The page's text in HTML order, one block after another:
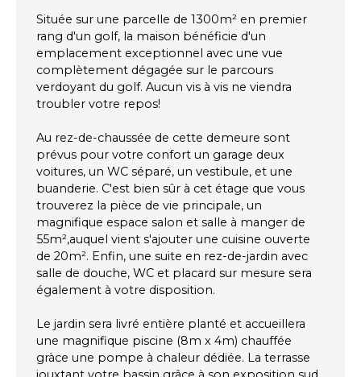
Située sur une parcelle de 1300m² en premier
rang d'un golf, la maison bénéficie d'un
emplacement exceptionnel avec une vue
complètement dégagée sur le parcours
verdoyant du golf. Aucun vis à vis ne viendra
troubler votre repos!
Au rez-de-chaussée de cette demeure sont
prévus pour votre confort un garage deux
voitures, un WC séparé, un vestibule, et une
buanderie. C'est bien sûr à cet étage que vous
trouverez la pièce de vie principale, un
magnifique espace salon et salle à manger de
55m²,auquel vient s'ajouter une cuisine ouverte
de 20m². Enfin, une suite en rez-de-jardin avec
salle de douche, WC et placard sur mesure sera
également à votre disposition.
Le jardin sera livré entière planté et accueillera
une magnifique piscine (8m x 4m) chauffée
gràce une pompe à chaleur dédiée. La terrasse